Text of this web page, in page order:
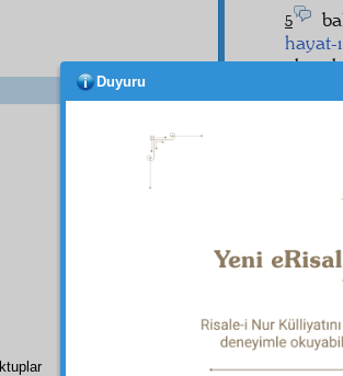
5
hayat-
Ben
Bütün
Dipnot-3
Duyuru